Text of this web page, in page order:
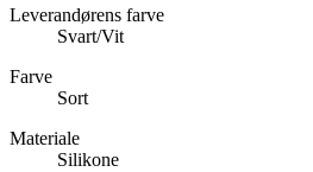
Leverandørens farve
Svart/Vit
Farve
Sort
Materiale
Silikone